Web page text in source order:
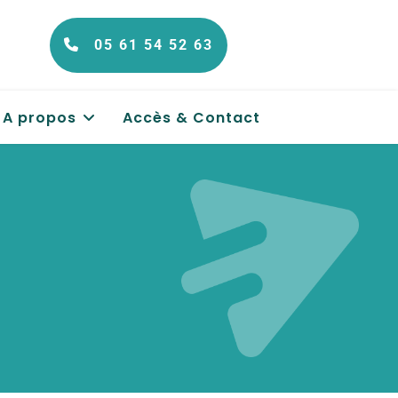
05 61 54 52 63
A propos Accès & Contact